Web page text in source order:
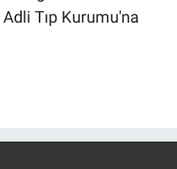
Tıp Kurumu'na